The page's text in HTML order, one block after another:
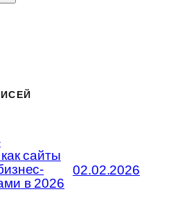
сайты
в 2026
02.02.2026